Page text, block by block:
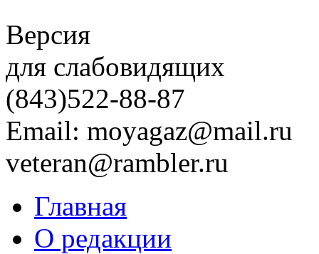
Версия
для слабовидящих
(843)522-88-87
Email: moyagaz@mail.ru
veteran@rambler.ru
Главная
О редакции